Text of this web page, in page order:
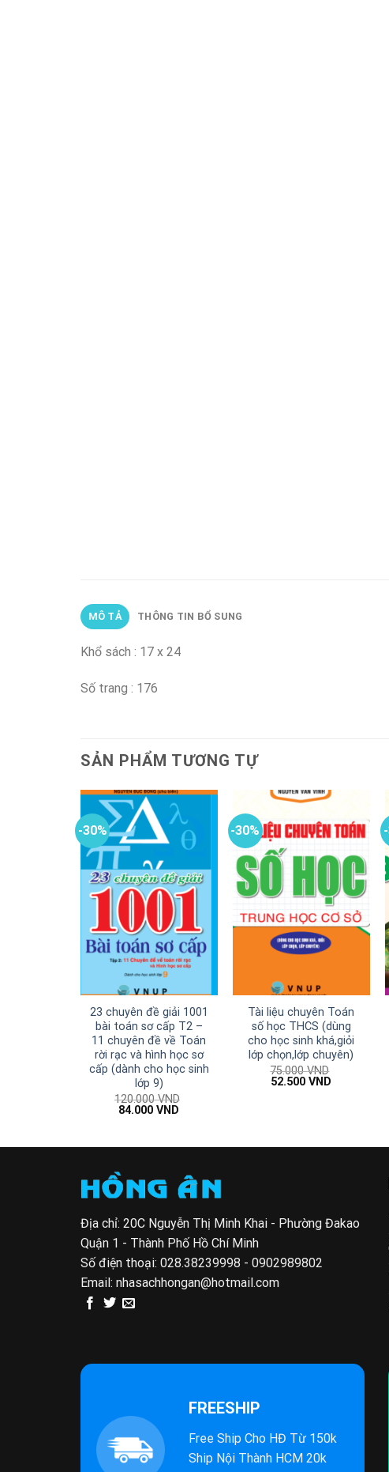
MÔ TẢ THÔNG TIN BỔ SUNG
Khổ sách : 17 x 24
Số trang : 176
SẢN PHẨM TƯƠNG TỰ
-30%
23 chuyên đề giải 1001
bài toán sơ cấp T2 –
11 chuyên đề về Toán
rời rạc và hình học sơ
cấp (dành cho học sinh
lớp 9)
120.000VND
Giá
84.000VND
-30%
Tài liệu chuyên Toán
số học THCS (dùng
cho học sinh khá,giỏi
lớp chọn,lớp chuyên)
75.000VND
Giá
52.500VND
Địa chỉ: 20C Nguyễn Thị Minh Khai - Phường Đakao
Quận 1 - Thành Phố Hồ Chí Minh
Số điện thoại: 028.38239998 - 0902989802
Email: nhasachhongan@hotmail.com
FREESHIP
Free Ship Cho HĐ Từ 150k
Ship Nội Thành HCM 20k